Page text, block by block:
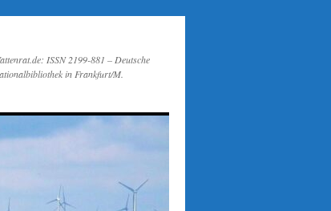
ISSN 2199-881 – Deutsche
in Frankfurt/M.